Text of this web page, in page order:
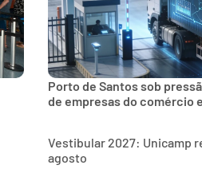
Porto de Santos sob
de empresas do comércio
Vestibular 2027: Unicamp
agosto